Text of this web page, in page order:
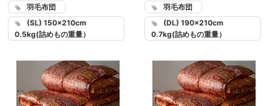
羽毛布団
(SL) 150×210cm
0.5kg(詰めもの重量）
羽毛布団
(DL) 190×210cm
0.7kg(詰めもの重量）